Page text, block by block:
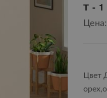
Т -
Цена:
Цвет